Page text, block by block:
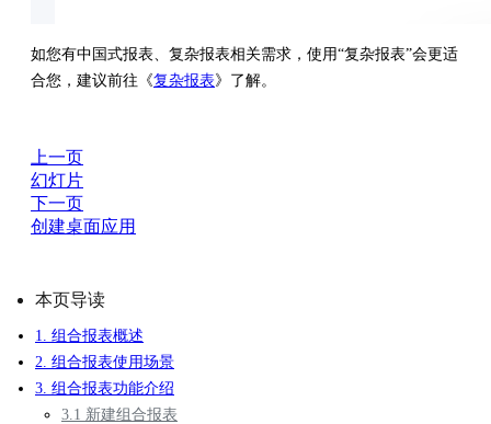
如您有中国式报表、复杂报表相关需求，使用“复杂报表”会更适
合您，建议前往《复杂报表》了解。
上一页
幻灯片
下一页
创建桌面应用
本页导读
1. 组合报表概述
2. 组合报表使用场景
3. 组合报表功能介绍
3.1 新建组合报表